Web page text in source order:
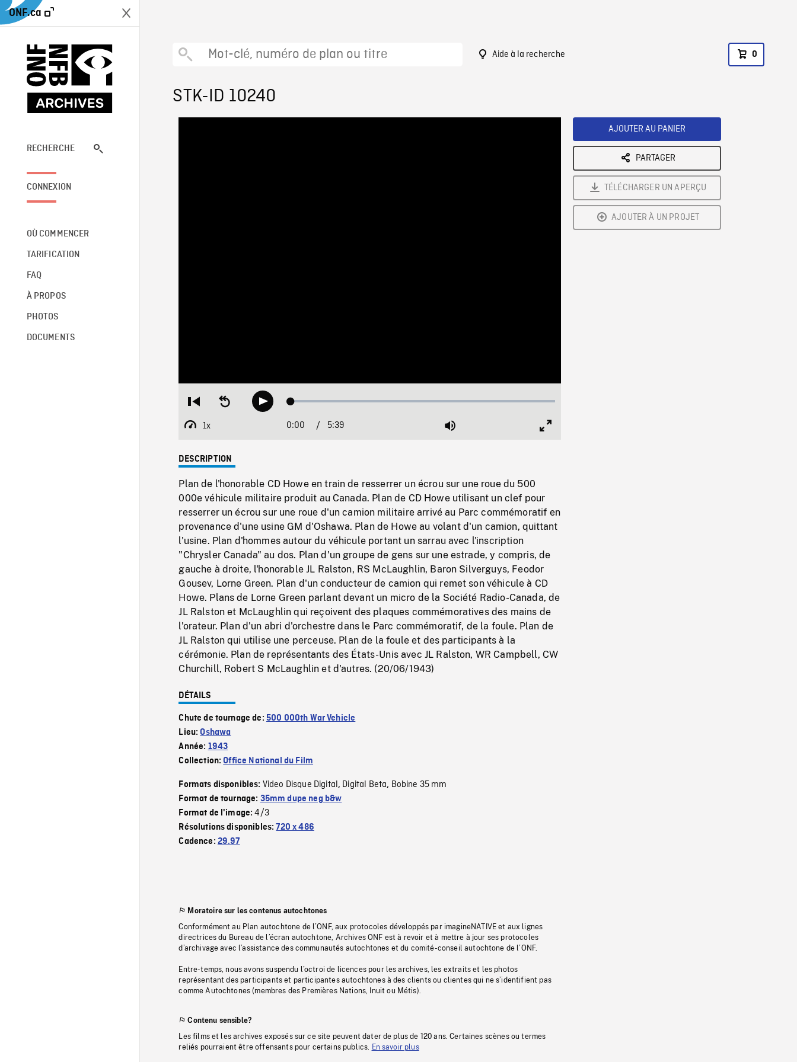
ONF.ca
RECHERCHE
CONNEXION
OÙ COMMENCER
TARIFICATION
FAQ
À PROPOS
PHOTOS
DOCUMENTS
Aide à la recherche 0
STK-ID 10240
Restart
beginning
Seek
backwardPlay Loaded:
1x
Playback
Current
0:00 / 5:39 Mute
DESCRIPTION
Plan de l'honorable CD Howe en train de resserrer un écrou sur une roue du 500
000e véhicule militaire produit au Canada. Plan de CD Howe utilisant un clef pour
resserrer un écrou sur une roue d'un camion militaire arrivé au Parc commémoratif en
provenance d'une usine GM d'Oshawa. Plan de Howe au volant d'un camion, quittant
l'usine. Plan d'hommes autour du véhicule portant un sarrau avec l'inscription
"Chrysler Canada" au dos. Plan d'un groupe de gens sur une estrade, y compris, de
gauche à droite, l'honorable JL Ralston, RS McLaughlin, Baron Silverguys, Feodor
Gousev, Lorne Green. Plan d'un conducteur de camion qui remet son véhicule à CD
Howe. Plans de Lorne Green parlant devant un micro de la Société Radio-Canada, de
JL Ralston et McLaughlin qui reçoivent des plaques commémoratives des mains de
l'orateur. Plan d'un abri d'orchestre dans le Parc commémoratif, de la foule. Plan de
JL Ralston qui utilise une perceuse. Plan de la foule et des participants à la
cérémonie. Plan de représentants des États-Unis avec JL Ralston, WR Campbell, CW
Churchill, Robert S McLaughlin et d'autres. (20/06/1943)
DÉTAILS
Chute de tournage de: 500 000th War Vehicle
Lieu:Oshawa
Année: 1943
Collection:Office National du Film
Formats disponibles: Video Disque Digital, Digital Beta, Bobine 35 mm
Format de tournage: 35mm dupe neg b&w
Format de l'image:4/3
Résolutions disponibles:720 x 486
Cadence: 29.97
Moratoire sur les contenus autochtones
Conformément au Plan autochtone de l’ONF, aux protocoles développés par imagineNATIVE et aux lignes
directrices du Bureau de l’écran autochtone, Archives ONF est à revoir et à mettre à jour ses protocoles
d’archivage avec l’assistance des communautés autochtones et du comité-conseil autochtone de l’ONF.
Entre-temps, nous avons suspendu l’octroi de licences pour les archives, les extraits et les photos
représentant des participants et participantes autochtones à des clients ou clientes qui ne s’identifient pas
comme Autochtones (membres des Premières Nations, Inuit ou Métis).
Contenu sensible?
Les films et les archives exposés sur ce site peuvent dater de plus de 120 ans. Certaines scènes ou termes
reliés pourraient être offensants pour certains publics.
En savoir plus
AJOUTER AU PANIER
PARTAGER
TÉLÉCHARGER UN APERÇU
AJOUTER À UN PROJET